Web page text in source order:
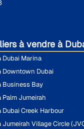
à vendre à
Dubai Marina
Downtown Dubai
Business Bay
Palm Jumeirah
Creek Harbour
Village Circle